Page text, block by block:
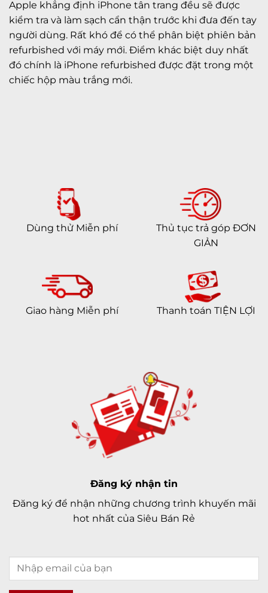
Apple khẳng định iPhone tân trang đều sẽ được
kiểm tra và làm sạch cẩn thận trước khi đưa đến tay
người dùng. Rất khó để có thể phân biệt phiên bản
refurbished với máy mới. Điểm khác biệt duy nhất
đó chính là iPhone refurbished được đặt trong một
chiếc hộp màu trắng mới.
Dùng thử Miễn phí
Thủ tục trả góp ĐƠN
GIẢN
Giao hàng Miễn phí Thanh toán TIỆN LỢI
Đăng ký nhận tin
Đăng ký để nhận những chương trình khuyến mãi
hot nhất của Siêu Bán Rẻ